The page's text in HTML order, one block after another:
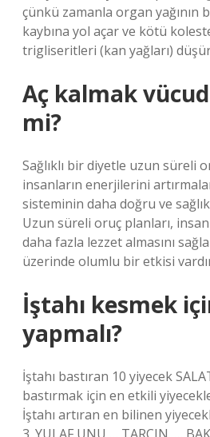
çünkü zamanla organ yağının
kaybına yol açar ve kötü
trigliseritleri (kan yağları)
Aç kalmak
mi?
Sağlıklı bir diyetle uzun süreli
insanların enerjilerini
sisteminin daha doğru ve
Uzun süreli oruç planları,
daha fazla lezzet almasını
üzerinde olumlu bir etkisi
İştahı kesmek
yapmalı?
İştahı bastıran 10 yiyecek
bastırmak için en etkili
İştahı artıran en bilinen